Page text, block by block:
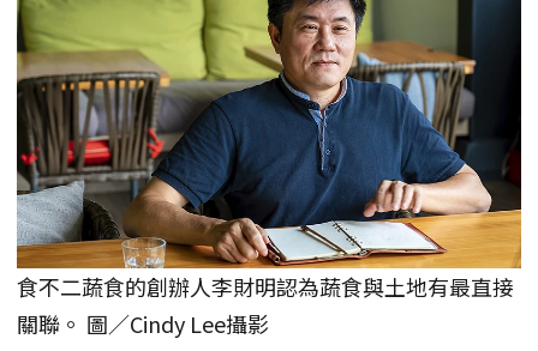
食不二蔬食的創辦人李財明認為蔬食與土地有最直接
關聯。 圖／Cindy Lee攝影